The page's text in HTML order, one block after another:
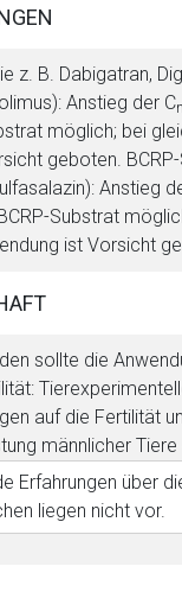
z. B. Dabigatran,
Anstieg der C
möglich; bei
geboten.
Anstieg
Substrat
ist Vorsicht
sollte die
auf die Fertilität
männlicher Tiere
Erfahrungen über
liegen nicht vor.